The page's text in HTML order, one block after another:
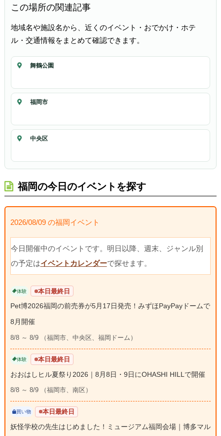
この場所の関連記事
地域名や施設名から、近くのイベント・おでかけ・ホテ
ル・交通情報をまとめて確認できます。
舞鶴公園
福岡市
中央区
福岡の今日のイベントを探す
2026/08/09 の福岡イベント
今日開催中のイベントです。明日以降、週末、ジャンル別
の予定はイベントカレンダーで探せます。
体験 本日最終日
Pet博2026福岡の前売券が5月17日発売！みずほPayPayドームで
8月開催
8/8 ～ 8/9 （福岡市、中央区、福岡ドーム）
体験 本日最終日
おおはしヒル夏祭り2026｜8月8日・9日にOHASHI HILLで開催
8/8 ～ 8/9 （福岡市、南区）
買い物 本日最終日
妖怪学校の先生はじめました！ミュージアム福岡会場｜博多マル